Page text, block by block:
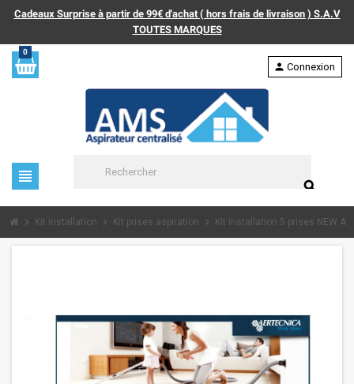
Cadeaux Surprise à partir de 99€ d'achat ( hors frais de livraison ) S.A.V
TOUTES MARQUES
0
view_headline
search
person Connexion
chevron_right Kit installation chevron_right Kit prises aspiration chevron_right Kit installation 5 prises NEW